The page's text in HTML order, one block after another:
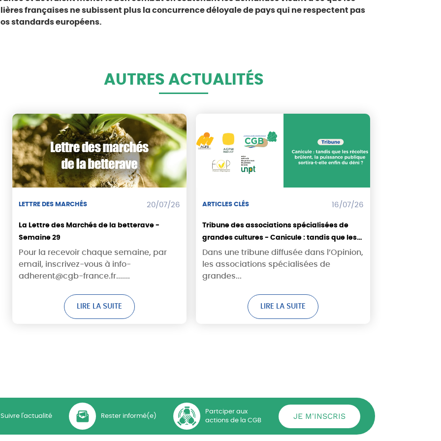
françaises ne subissent plus la concurrence déloyale de pays qui ne respectent pas
standards européens.
AUTRES ACTUALITÉS
LETTRE DES MARCHÉS 20/07/26
La Lettre des Marchés de la betterave -
Semaine 29
Pour la recevoir chaque semaine, par
email, inscrivez-vous à info-
adherent@cgb-france.fr.......
LIRE LA SUITE
ARTICLES CLÉS 16/07/26
Tribune des associations spécialisées de
grandes cultures - Canicule : tandis que les
récoltes brûlent, la puissance publique
sortira-t-elle enfin du déni ?
Dans une tribune diffusée dans l’Opinion,
les associations spécialisées de
grandes...
LIRE LA SUITE
Suivre l'actualité Rester informé(e)
Partciper aux
actions de la CGB
JE M'INSCRIS